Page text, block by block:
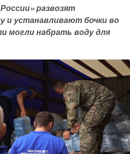
развозят
и устанавливают бочки во
могли набрать воду для